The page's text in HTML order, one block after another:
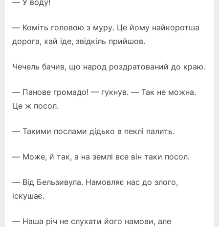
— У воду!
— Коміть головою з муру. Це йому найкоротша
дорога, хай іде, звідкіль прийшов.
Чечель бачив, що народ роздратований до краю.
— Панове громадо! — гукнув. — Так не можна.
Це ж посол.
— Такими послами дідько в пеклі палить.
— Може, й так, а на землі все він таки посол.
— Від Бельзивула. Намовляє нас до злого,
іскушає.
— Наша річ не слухати його намови, але